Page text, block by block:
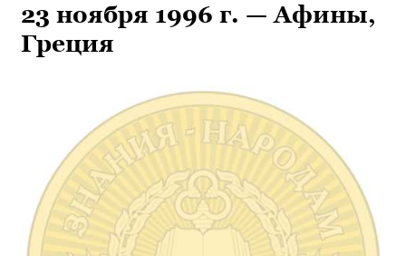
23 ноября 1996 г. — Афины,
Греция